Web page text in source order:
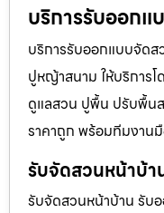
บริการรับออกแ
บริการรับออกแบบจัด
ปูหญ้าสนาม ให้บริการ
ดูแลสวน ปูพื้น ปรับพื้น
ราคาถูก พร้อมทีมงาน
รับจัดสวนหน้าบ้า
รับจัดสวนหน้าบ้าน รับ